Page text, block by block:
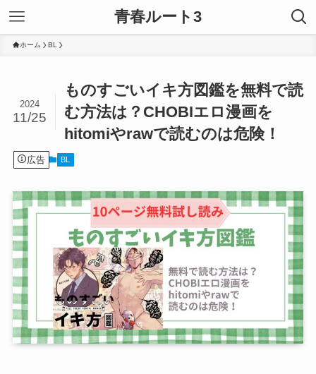
青春ルート3
ホーム BL
ものすごいイキ方図鑑を無料で読
む方法は？CHOBIエロ漫画を
hitomiやrawで読むのは危険！
2024
11/25
広告 BL